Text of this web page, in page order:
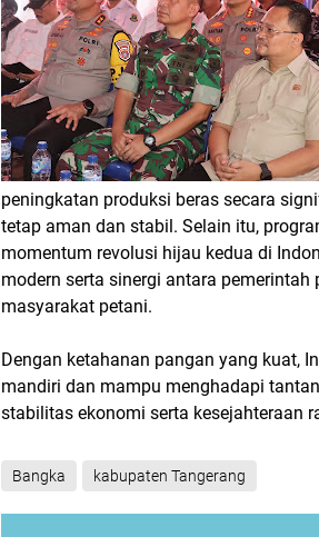
peningkatan produksi beras secara
tetap aman dan stabil. Selain itu,
momentum revolusi hijau kedua di
modern serta sinergi antara
masyarakat petani.
Dengan ketahanan pangan yang kuat,
mandiri dan mampu menghadapi
stabilitas ekonomi serta kesejahteraan
Bangka kabupaten Tangerang